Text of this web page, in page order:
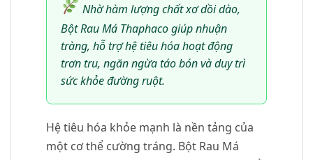
Nhờ hàm lượng chất xơ dồi dào,
Bột Rau Má Thaphaco giúp nhuận
tràng, hỗ trợ hệ tiêu hóa hoạt động
trơn tru, ngăn ngừa táo bón và duy trì
sức khỏe đường ruột.
Hệ tiêu hóa khỏe mạnh là nền tảng của
một cơ thể cường tráng. Bột Rau Má